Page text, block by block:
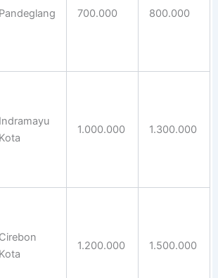
Pandeglang 700.000 800.000
Indramayu
Kota
1.000.000 1.300.000
Cirebon
Kota
1.200.000 1.500.000